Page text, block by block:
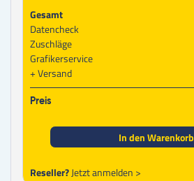
Gesamt
Datencheck
Zuschläge
Grafikerservice
Versand
Preis
In den Warenkorb
Reseller?Jetzt anmelden >